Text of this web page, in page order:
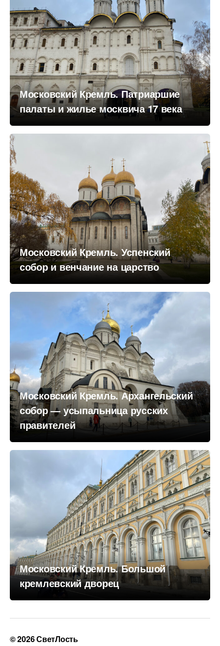
Московский Кремль. Патриаршие
палаты и жилье москвича 17 века
Московский Кремль. Успенский
собор и венчание на царство
Московский Кремль. Архангельский
собор — усыпальница русских
правителей
Московский Кремль. Большой
кремлевский дворец
© 2026СветЛость